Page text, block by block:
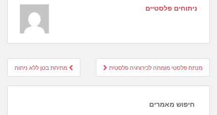
ניתוחים פלסטיים
Post
navigation
מתיחת בטן ללא ניתוח מנתח פלסטי מומחה לכירורגיה פלסטית
חיפוש מאמרים